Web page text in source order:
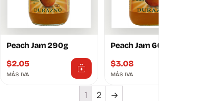
Peach Jam 290g
$2.05
MÁS IVA
Peach Jam 600g
$3.08
MÁS IVA
1 2 →